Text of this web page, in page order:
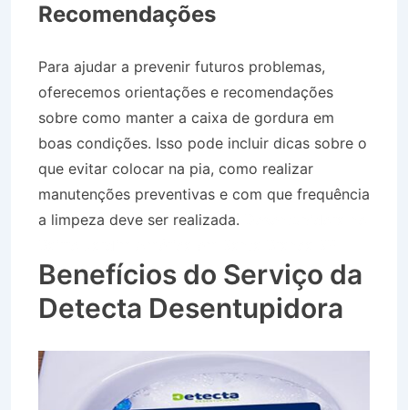
Recomendações
Para ajudar a prevenir futuros problemas,
oferecemos orientações e recomendações
sobre como manter a caixa de gordura em
boas condições. Isso pode incluir dicas sobre o
que evitar colocar na pia, como realizar
manutenções preventivas e com que frequência
a limpeza deve ser realizada.
Benefícios do Serviço da
Detecta Desentupidora